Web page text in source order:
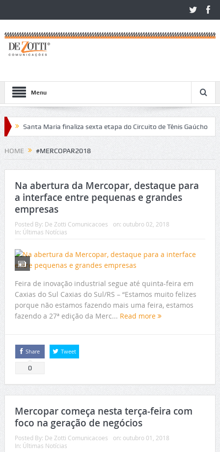
Menu
Santa Maria finaliza sexta etapa do Circuito de Tênis Gaúcho
São Léo Open 2026
HOME #MERCOPAR2018
Na abertura da Mercopar, destaque para
a interface entre pequenas e grandes
empresas
Posted By: De Zotti Comunicacoes on: outubro 02, 2018
In: Últimas Notícias
Feira de inovação industrial segue até quinta-feira em
Caxias do Sul Caxias do Sul/RS – “Estamos muito felizes
porque não estamos fazendo mais uma feira, estamos
fazendo a 27ª edição da Merc... Read more
Share
0
Tweet
Mercopar começa nesta terça-feira com
foco na geração de negócios
Posted By: De Zotti Comunicacoes on: outubro 01, 2018
In: Últimas Notícias